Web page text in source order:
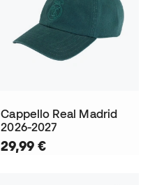
Cappello Real Madrid
2026-2027
29,99 €